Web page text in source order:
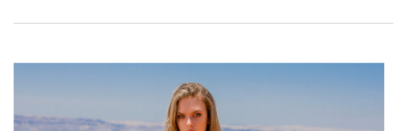
Großhandel Damenbekleidung in
Polen FactoryPrice.eu – warum wir?